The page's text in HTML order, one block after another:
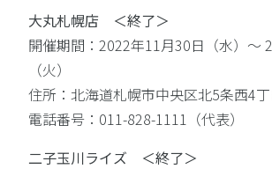
大丸札幌店 ＜終了＞
開催期間：2022年11月30日（水）〜
（火）
住所：北海道札幌市中央区北5条西4
電話番号：011-828-1111（代表）
二子玉川ライズ ＜終了＞